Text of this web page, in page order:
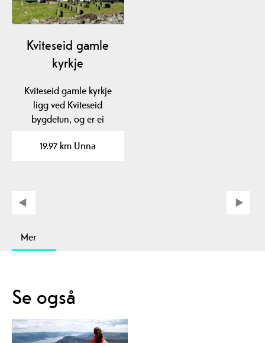
Kviteseid gamle
kyrkje
Kviteseid gamle kyrkje
ligg ved Kviteseid
bygdetun, og er ei
19.97 km Unna
Mer
Se også